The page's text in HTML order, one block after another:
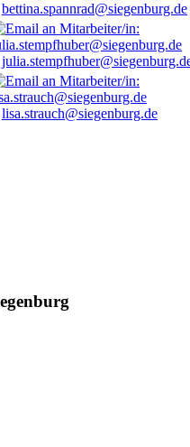
bettina.spannrad@siegenburg.de
lisa.strauch@siegenburg.de